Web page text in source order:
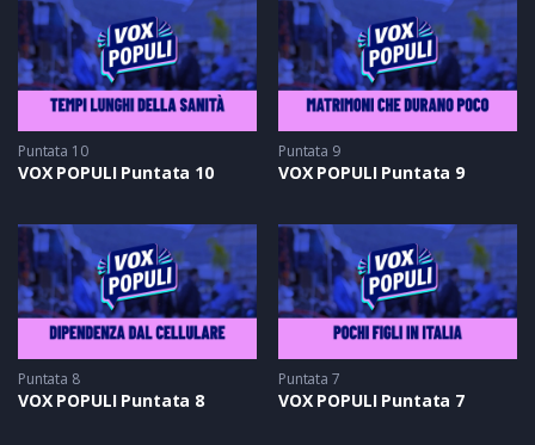
Puntata 10
VOX POPULI Puntata 10
Puntata 9
VOX POPULI Puntata 9
Puntata 8
VOX POPULI Puntata 8
Puntata 7
VOX POPULI Puntata 7